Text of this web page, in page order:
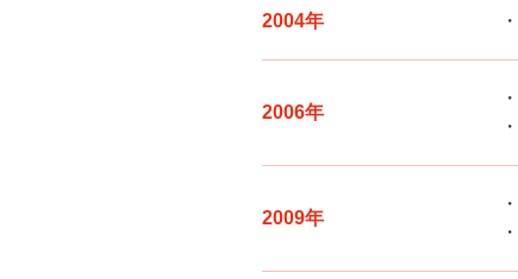
2004年
2006年
2009年